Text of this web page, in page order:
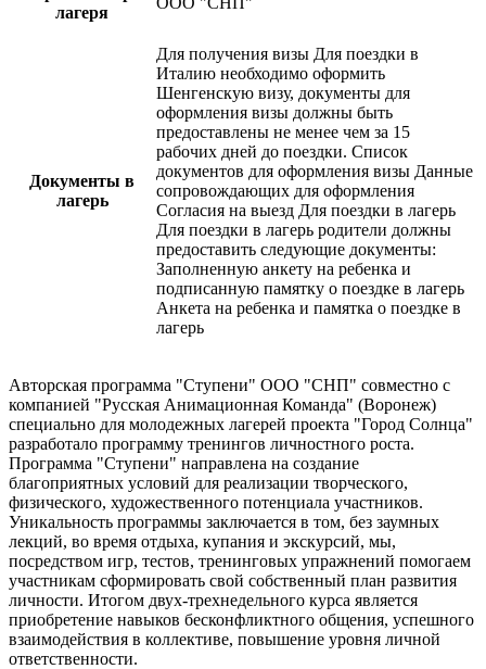
лагеря
Документы в
лагерь
Для получения визы Для поездки в
Италию необходимо оформить
Шенгенскую визу, документы для
оформления визы должны быть
предоставлены не менее чем за 15
рабочих дней до поездки. Список
документов для оформления визы Данные
сопровождающих для оформления
Согласия на выезд Для поездки в лагерь
Для поездки в лагерь родители должны
предоставить следующие документы:
Заполненную анкету на ребенка и
подписанную памятку о поездке в лагерь
Анкета на ребенка и памятка о поездке в
лагерь
Авторская программа "Ступени" ООО "СНП" совместно с
компанией "Русская Анимационная Команда" (Воронеж)
специально для молодежных лагерей проекта "Город Солнца"
разработало программу тренингов личностного роста.
Программа "Ступени" направлена на создание
благоприятных условий для реализации творческого,
физического, художественного потенциала участников.
Уникальность программы заключается в том, без заумных
лекций, во время отдыха, купания и экскурсий, мы,
посредством игр, тестов, тренинговых упражнений помогаем
участникам сформировать свой собственный план развития
личности. Итогом двух-трехнедельного курса является
приобретение навыков бесконфликтного общения, успешного
взаимодействия в коллективе, повышение уровня личной
ответственности.